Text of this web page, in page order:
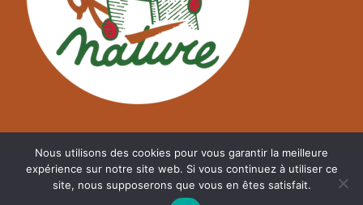
Nous utilisons des cookies pour vous garantir la meilleure
expérience sur notre site web. Si vous continuez à utiliser ce
site, nous supposerons que vous en êtes satisfait.